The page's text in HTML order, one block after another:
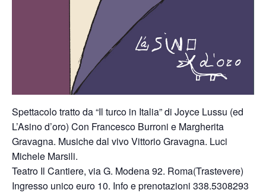
Spettacolo tratto da “Il turco in Italia” di Joyce Lussu (ed
L’Asino d’oro) Con Francesco Burroni e Margherita
Gravagna. Musiche dal vivo Vittorio Gravagna. Luci
Michele Marsili.
Teatro Il Cantiere, via G. Modena 92. Roma(Trastevere)
Ingresso unico euro 10. Info e prenotazioni 338.5308293